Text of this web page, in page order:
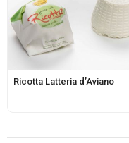
Ricotta Latteria d’Aviano